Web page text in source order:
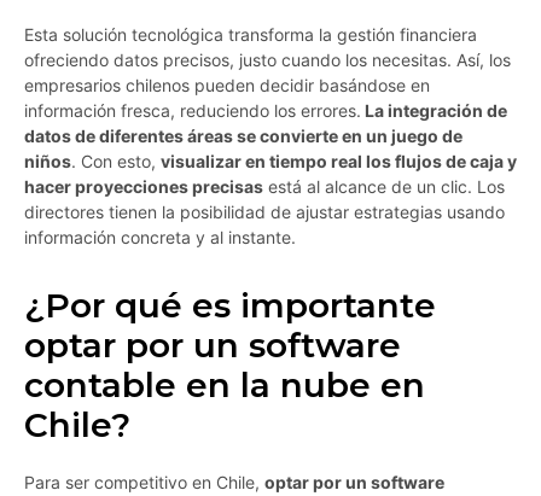
Esta solución tecnológica transforma la gestión financiera
ofreciendo datos precisos, justo cuando los necesitas. Así, los
empresarios chilenos pueden decidir basándose en
información fresca, reduciendo los errores. La integración de
datos de diferentes áreas se convierte en un juego de
niños. Con esto, visualizar en tiempo real los flujos de caja y
hacer proyecciones precisas está al alcance de un clic. Los
directores tienen la posibilidad de ajustar estrategias usando
información concreta y al instante.
¿Por qué es importante
optar por un software
contable en la nube en
Chile?
Para ser competitivo en Chile, optar por un software